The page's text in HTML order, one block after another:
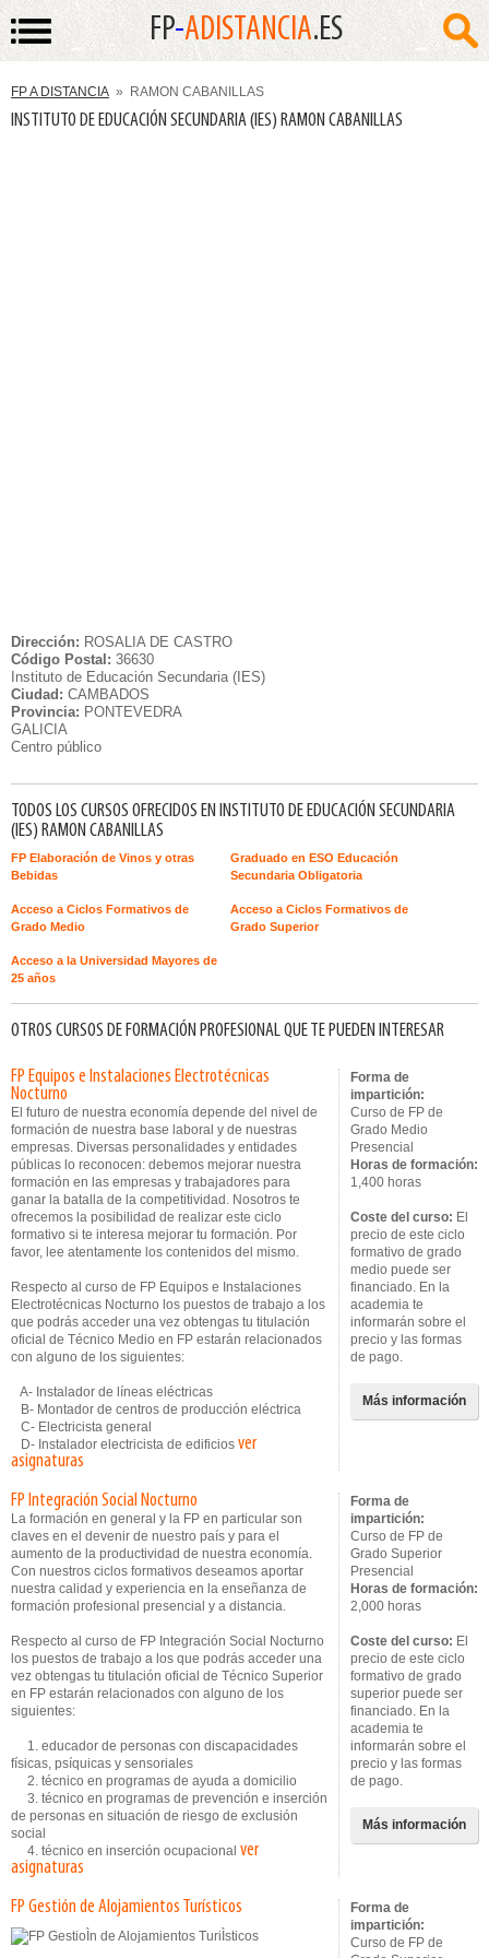
FP-ADISTANCIA.ES
FP A DISTANCIA » RAMON CABANILLAS
INSTITUTO DE EDUCACIÓN SECUNDARIA (IES) RAMON CABANILLAS
Dirección: ROSALIA DE CASTRO
Código Postal: 36630
Instituto de Educación Secundaria (IES)
Ciudad: CAMBADOS
Provincia: PONTEVEDRA
GALICIA
Centro público
TODOS LOS CURSOS OFRECIDOS EN INSTITUTO DE EDUCACIÓN SECUNDARIA
(IES) RAMON CABANILLAS
FP Elaboración de Vinos y otras
Bebidas
Graduado en ESO Educación
Secundaria Obligatoria
Acceso a Ciclos Formativos de
Grado Medio
Acceso a Ciclos Formativos de
Grado Superior
Acceso a la Universidad Mayores de
25 años
OTROS CURSOS DE FORMACIÓN PROFESIONAL QUE TE PUEDEN INTERESAR
FP Equipos e Instalaciones Electrotécnicas
Nocturno
El futuro de nuestra economía depende del nivel de
formación de nuestra base laboral y de nuestras
empresas. Diversas personalidades y entidades
públicas lo reconocen: debemos mejorar nuestra
formación en las empresas y trabajadores para
ganar la batalla de la competitividad. Nosotros te
ofrecemos la posibilidad de realizar este ciclo
formativo si te interesa mejorar tu formación. Por
favor, lee atentamente los contenidos del mismo.
Respecto al curso de FP Equipos e Instalaciones
Electrotécnicas Nocturno los puestos de trabajo a los
que podrás acceder una vez obtengas tu titulación
oficial de Técnico Medio en FP estarán relacionados
con alguno de los siguientes:
A- Instalador de líneas eléctricas
B- Montador de centros de producción eléctrica
C- Electricista general
D- Instalador electricista de edificios ver
asignaturas
Forma de
impartición:
Curso de FP de
Grado Medio
Presencial
Horas de formación:
1,400 horas
Coste del curso: El
precio de este ciclo
formativo de grado
medio puede ser
financiado. En la
academia te
informarán sobre el
precio y las formas
de pago.
Más información
FP Integración Social Nocturno
La formación en general y la FP en particular son
claves en el devenir de nuestro país y para el
aumento de la productividad de nuestra economía.
Con nuestros ciclos formativos deseamos aportar
nuestra calidad y experiencia en la enseñanza de
formación profesional presencial y a distancia.
Respecto al curso de FP Integración Social Nocturno
los puestos de trabajo a los que podrás acceder una
vez obtengas tu titulación oficial de Técnico Superior
en FP estarán relacionados con alguno de los
siguientes:
1. educador de personas con discapacidades
físicas, psíquicas y sensoriales
2. técnico en programas de ayuda a domicilio
3. técnico en programas de prevención e inserción
de personas en situación de riesgo de exclusión
social
4. técnico en inserción ocupacional ver
asignaturas
Forma de
impartición:
Curso de FP de
Grado Superior
Presencial
Horas de formación:
2,000 horas
Coste del curso: El
precio de este ciclo
formativo de grado
superior puede ser
financiado. En la
academia te
informarán sobre el
precio y las formas
de pago.
Más información
FP Gestión de Alojamientos Turísticos
Forma de
impartición:
Curso de FP de